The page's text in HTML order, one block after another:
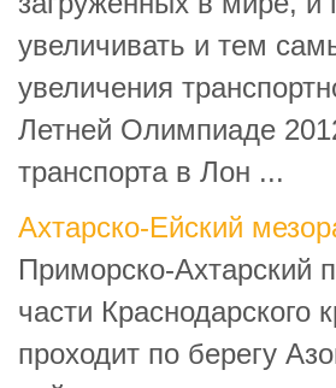
увеличивать и тем
увеличения
Летней Олимпиаде
транспорта в Лон ...
Ахтарско-Ейский
Приморско-Ахтарский
части Краснодарского
проходит по берегу